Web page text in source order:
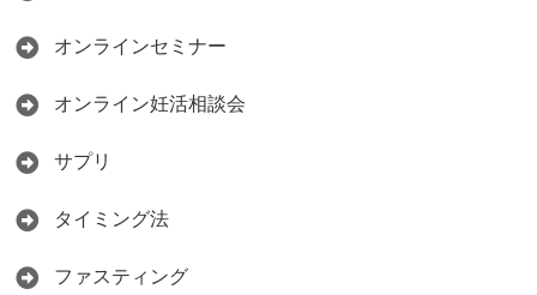
オンラインセミナー
オンライン妊活相談会
サプリ
タイミング法
ファスティング